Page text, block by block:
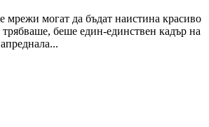
мрежи могат да бъдат наистина красиво
беше един-единствен кадър на